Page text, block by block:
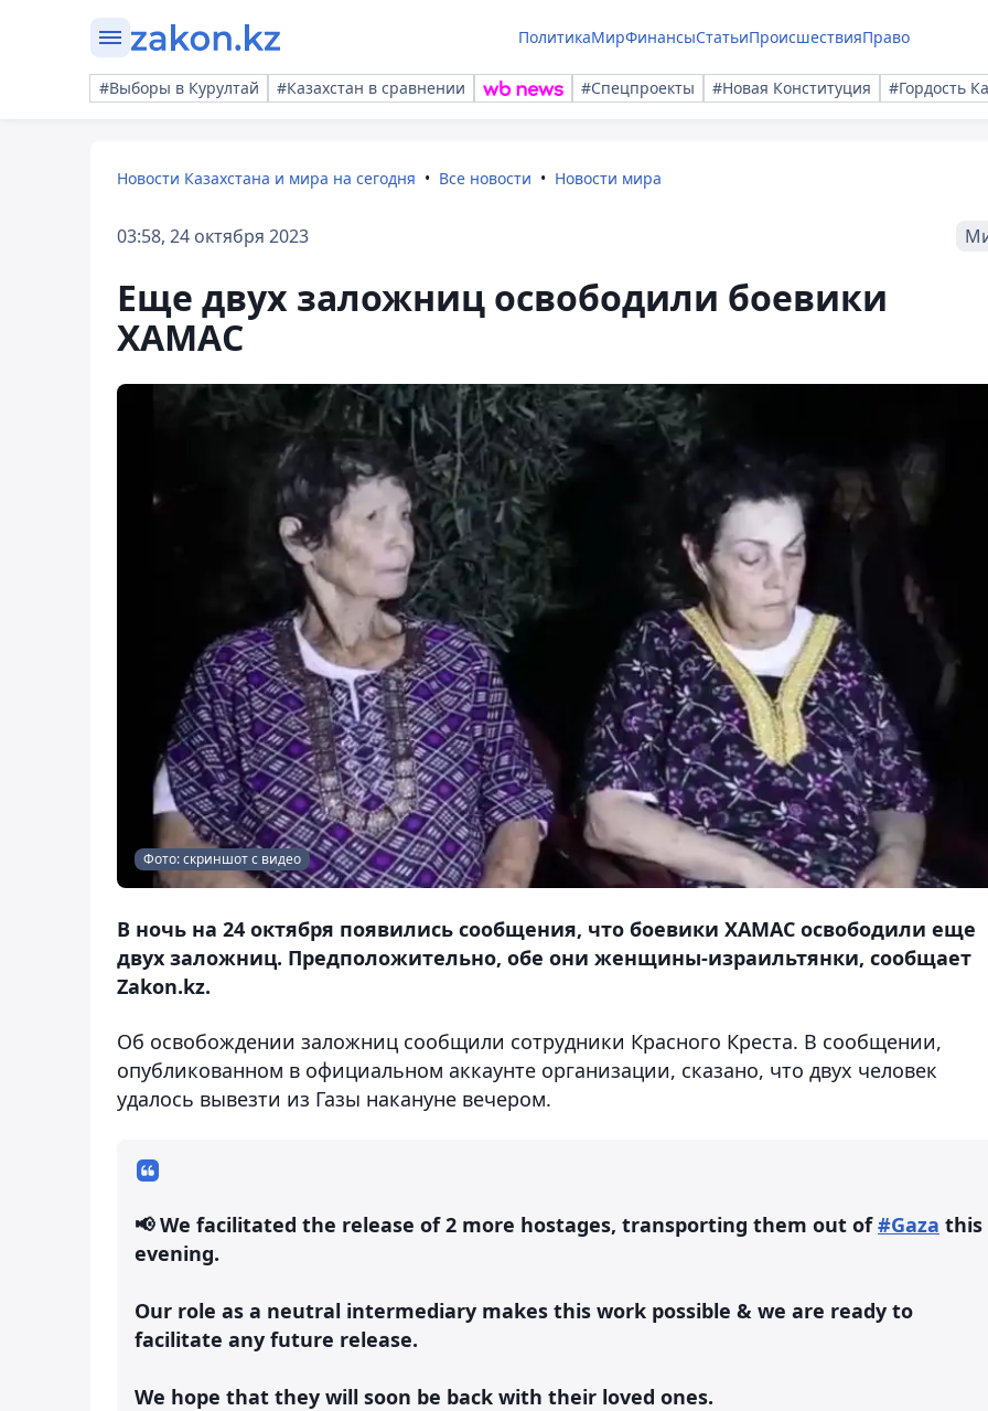
ПолитикаМирФинансыСтатьиПроисшествияПраво
#Выборы в Курултай #Казахстан в сравнении #Спецпроекты #Новая Конституция #Гордость
Новости Казахстана и мира на сегодня Все новости Новости мира
03:58, 24 октября 2023
Еще двух заложниц освободили боевики
ХАМАС
Фото: скриншот с видео
В ночь на 24 октября появились сообщения, что боевики ХАМАС освободили еще
двух заложниц. Предположительно, обе они женщины-израильтянки, сообщает
Zakon.kz.
Об освобождении заложниц сообщили сотрудники Красного Креста. В сообщении,
опубликованном в официальном аккаунте организации, сказано, что двух человек
удалось вывезти из Газы накануне вечером.
📢 We facilitated the release of 2 more hostages, transporting them out of#Gaza this
evening.
Our role as a neutral intermediary makes this work possible & we are ready to
facilitate any future release.
We hope that they will soon be back with their loved ones.